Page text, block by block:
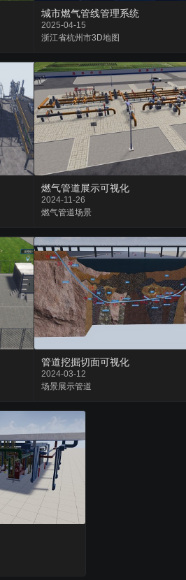
城市燃气管线管理系统
2025-04-15
浙江省杭州市3D地图
燃气管道展示可视化
2024-11-26
燃气管道场景
管道挖掘切面可视化
2024-03-12
场景展示管道